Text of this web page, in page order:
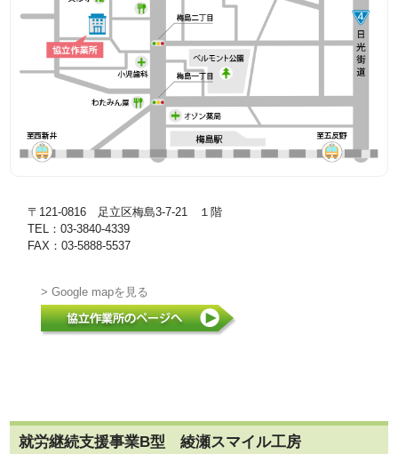
〒121-0816 足立区梅島3-7-21 １階
TEL：03-3840-4339
FAX：03-5888-5537
> Google mapを見る
就労継続支援事業B型 綾瀬スマイル工房